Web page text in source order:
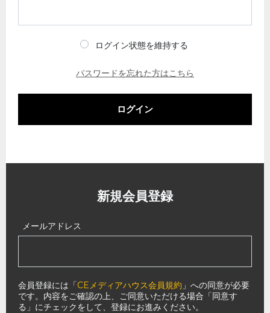
ログイン状態を維持する
パスワードを忘れた方はこちら
ログイン
新規会員登録
メールアドレス
会員登録には「CEメディアハウス会員規約 」への同意が必要
です。内容をご確認の上、ご同意いただける場合「同意す
る」にチェックをして、登録にお進みください。